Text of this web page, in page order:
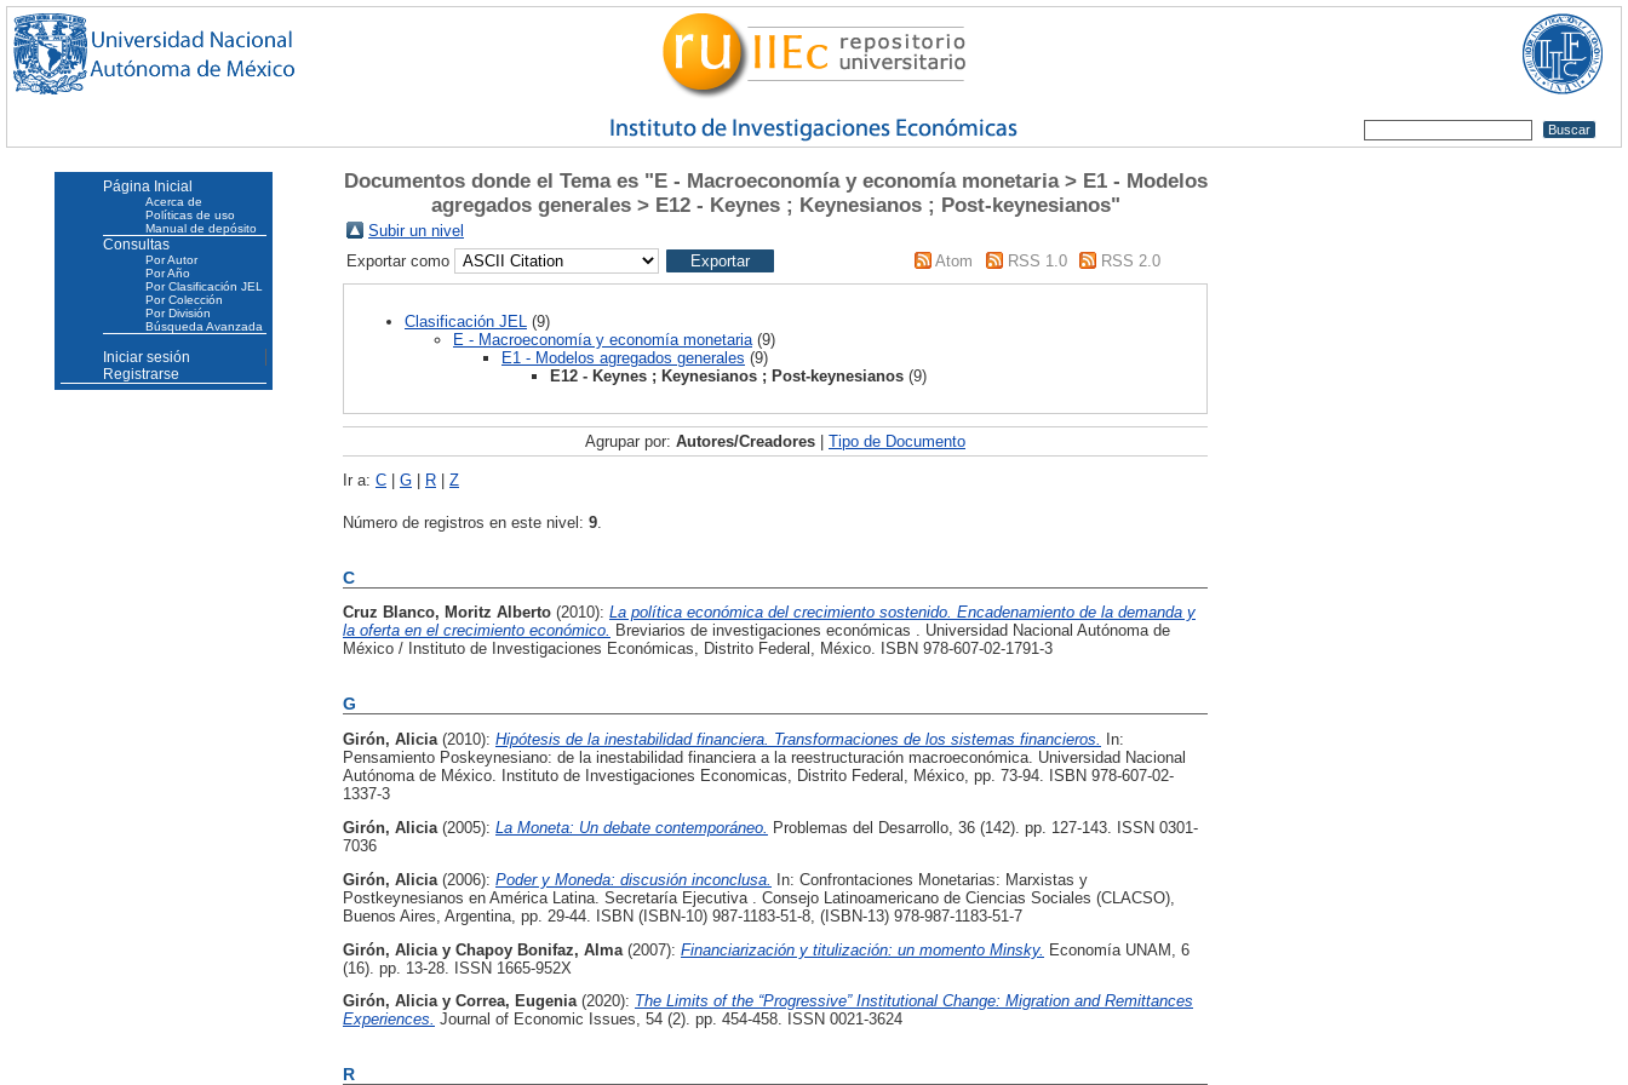
Documentos donde el Tema es "E - Macroeconomía y economía monetaria > E1 - Modelos
agregados generales > E12 - Keynes ; Keynesianos ; Post-keynesianos"
Subir un nivel
Exportar como
Atom RSS 1.0 RSS 2.0
Clasificación JEL
(9)
E - Macroeconomía y economía monetaria (9)
E1 - Modelos agregados generales (9)
E12 - Keynes ; Keynesianos ; Post-keynesianos (9)
Agrupar por: Autores/Creadores | Tipo de Documento
Ir a: C | G | R | Z
Número de registros en este nivel: 9
C
Cruz Blanco, Moritz Alberto (2010): La política económica del crecimiento sostenido. Encadenamiento de la demanda y
la oferta en el crecimiento económico. Breviarios de investigaciones económicas . Universidad Nacional Autónoma de
México / Instituto de Investigaciones Económicas, Distrito Federal, México. ISBN 978-607-02-1791-3
G
Girón, Alicia (2010): Hipótesis de la inestabilidad financiera. Transformaciones de los sistemas financieros.
In:
Pensamiento Poskeynesiano: de la inestabilidad financiera a la reestructuración macroeconómica. Universidad Nacional
Autónoma de México. Instituto de Investigaciones Economicas, Distrito Federal, México, pp. 73-94. ISBN 978-607-02-
1337-3
Girón, Alicia (2005): La Moneta: Un debate contemporáneo.
Problemas del Desarrollo, 36 (142). pp. 127-143. ISSN 0301-
7036
Girón, Alicia (2006): Poder y Moneda: discusión inconclusa.
In: Confrontaciones Monetarias: Marxistas y
Postkeynesianos en América Latina. Secretaría Ejecutiva . Consejo Latinoamericano de Ciencias Sociales (CLACSO),
Buenos Aires, Argentina, pp. 29-44. ISBN (ISBN-10) 987-1183-51-8, (ISBN-13) 978-987-1183-51-7
Girón, Alicia y Chapoy Bonifaz, Alma (2007): Financiarización y titulización: un momento Minsky. Economía UNAM, 6
(16). pp. 13-28. ISSN 1665-952X
Girón, Aliciay Correa, Eugenia (2020): The Limits of the “Progressive” Institutional Change: Migration and Remittances
Experiences. Journal of Economic Issues, 54 (2). pp. 454-458. ISSN 0021-3624
R
Página Inicial
Acerca de
Políticas de uso
Manual de depósito
Consultas
Por Autor
Por Año
Por Clasificación JEL
Por Colección
Por División
Búsqueda Avanzada
Iniciar sesión
Registrarse